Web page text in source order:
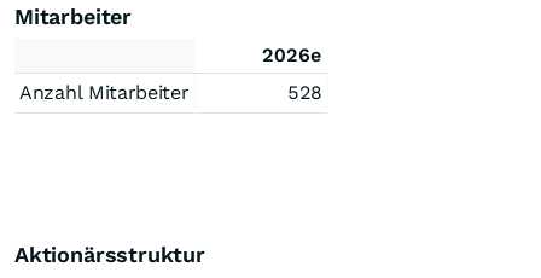
Mitarbeiter
2026e
Anzahl Mitarbeiter
528
Aktionärsstruktur